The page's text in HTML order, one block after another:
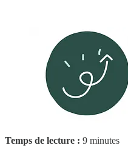
Temps de lecture : 9 minutes